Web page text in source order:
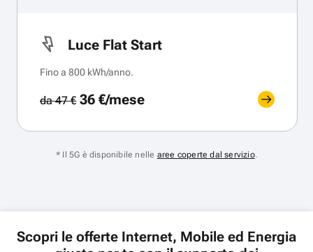
Luce Flat Start
Fino a 800 kWh/anno.
da 47 €36 €/mese
* Il 5G è disponibile nelle aree coperte dal servizio.
Scopri le offerte Internet, Mobile ed Energia